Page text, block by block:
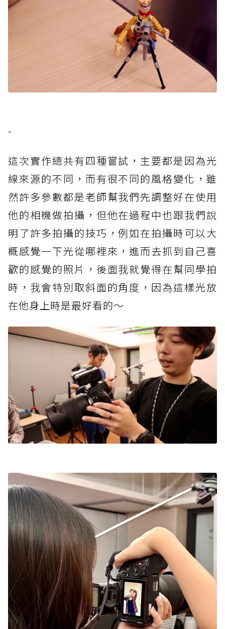
-
這次實作總共有四種嘗試，主要都是因為光
線來源的不同，而有很不同的風格變化，雖
然許多參數都是老師幫我們先調整好在使用
他的相機做拍攝，但他在過程中也跟我們說
明了許多拍攝的技巧，例如在拍攝時可以大
概感覺一下光從哪裡來，進而去抓到自己喜
歡的感覺的照片，後面我就覺得在幫同學拍
時，我會特別取斜面的角度，因為這樣光放
在他身上時是最好看的～